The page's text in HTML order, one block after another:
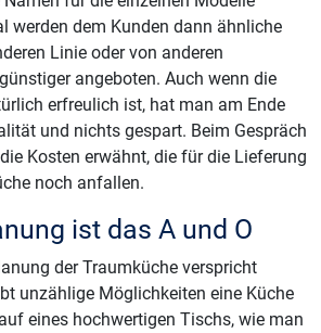
werden dem Kunden dann ähnliche
Linie oder von anderen
angeboten. Auch wenn die
erfreulich ist, hat man am Ende
und nichts gespart. Beim Gespräch
Kosten erwähnt, die für die Lieferung
noch anfallen.
ist das A und O
der Traumküche verspricht
unzählige Möglichkeiten eine Küche
eines hochwertigen Tischs, wie man